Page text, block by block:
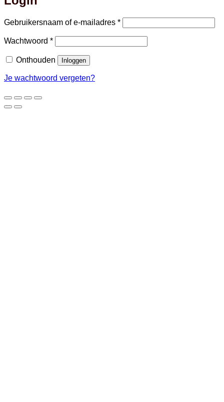
Gebruikersnaam of e-mailadres *Vereist
Wachtwoord *Vereist
Onthouden Inloggen
Je wachtwoord vergeten?